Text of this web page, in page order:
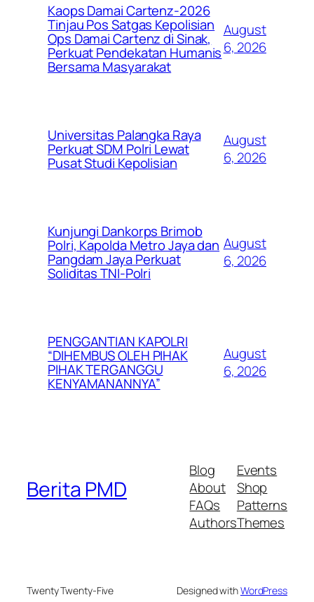
Kaops Damai Cartenz-2026
Tinjau Pos Satgas Kepolisian
Ops Damai Cartenz di Sinak,
Perkuat Pendekatan Humanis
Bersama Masyarakat
August
6, 2026
Universitas Palangka Raya
Perkuat SDM Polri Lewat
Pusat Studi Kepolisian
August
6, 2026
Kunjungi Dankorps Brimob
Polri, Kapolda Metro Jaya dan
Pangdam Jaya Perkuat
Soliditas TNI-Polri
August
6, 2026
PENGGANTIAN KAPOLRI
“DIHEMBUS OLEH PIHAK
PIHAK TERGANGGU
KENYAMANANNYA”
August
6, 2026
Berita PMD
Blog
About
FAQs
Authors
Events
Shop
Patterns
Themes
Twenty Twenty-Five Designed withWordPress